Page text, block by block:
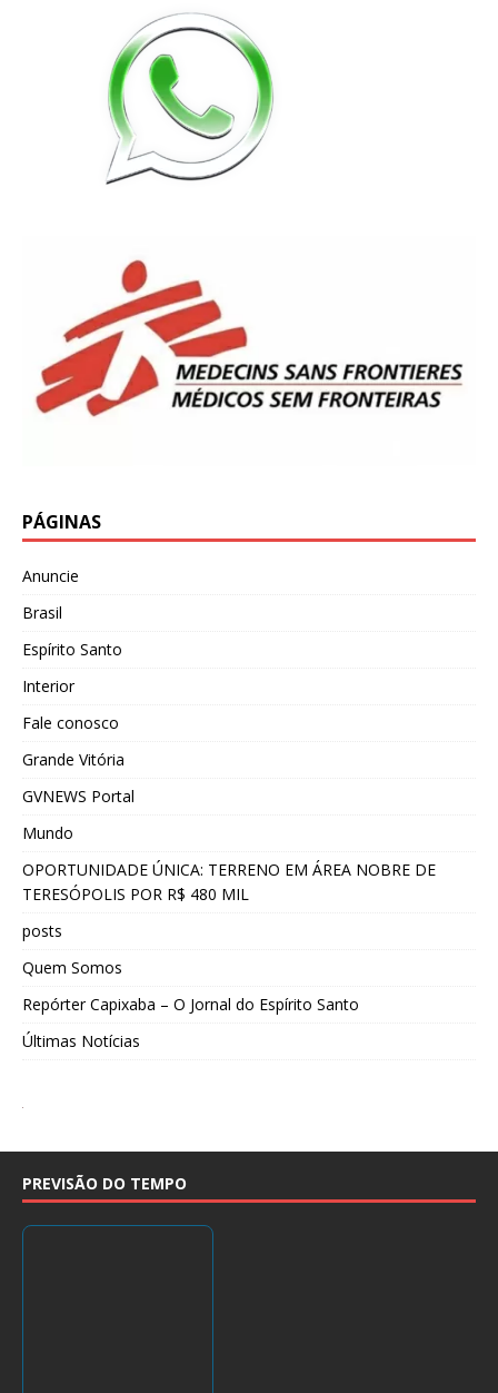
PÁGINAS
Anuncie
Brasil
Espírito Santo
Interior
Fale conosco
Grande Vitória
GVNEWS Portal
Mundo
OPORTUNIDADE ÚNICA: TERRENO EM ÁREA NOBRE DE
TERESÓPOLIS POR R$ 480 MIL
posts
Quem Somos
Repórter Capixaba – O Jornal do Espírito Santo
Últimas Notícias
PREVISÃO DO TEMPO